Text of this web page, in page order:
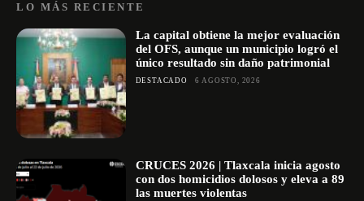
LO MÁS RECIENTE
La capital obtiene la mejor evaluación
del OFS, aunque un municipio logró el
único resultado sin daño patrimonial
DESTACADO 6 AGOSTO, 2026
CRUCES 2026 | Tlaxcala inicia agosto
con dos homicidios dolosos y eleva a 89
las muertes violentas